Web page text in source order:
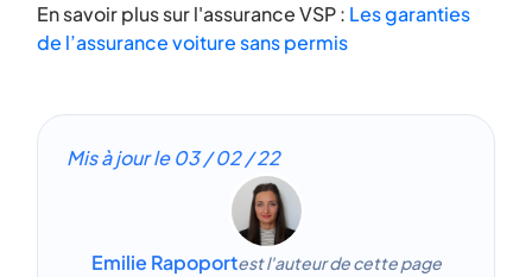
En savoir plus sur l'assurance VSP : Les garanties
de l’assurance voiture sans permis
Mis à jour le03 / 02 / 22
Emilie Rapoportest l'auteur de cette page